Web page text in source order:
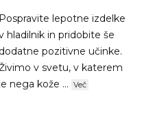
Pospravite lepotne izdelke
hladilnik in pridobite še
dodatne pozitivne učinke.
v svetu, v katerem
je nega kože ... Več